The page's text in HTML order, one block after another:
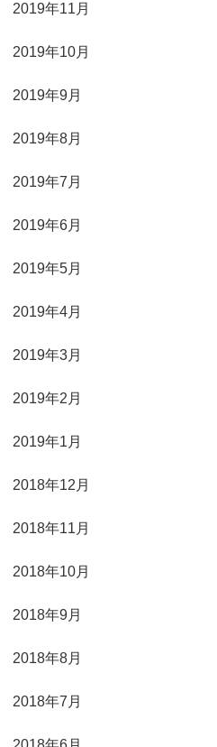
2019年11月
2019年10月
2019年9月
2019年8月
2019年7月
2019年6月
2019年5月
2019年4月
2019年3月
2019年2月
2019年1月
2018年12月
2018年11月
2018年10月
2018年9月
2018年8月
2018年7月